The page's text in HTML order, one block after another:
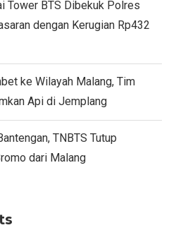
Tower BTS Dibekuk Polres
dengan Kerugian Rp432
ke Wilayah Malang, Tim
Api di Jemplang
TNBTS Tutup
dari Malang